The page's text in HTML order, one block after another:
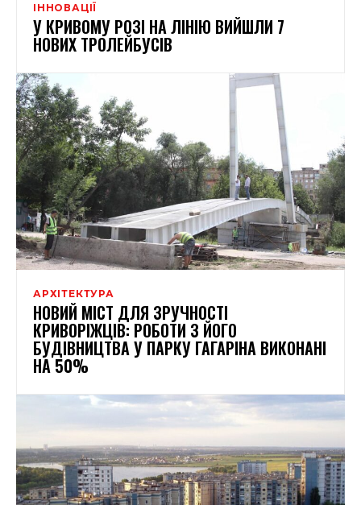
ІННОВАЦІЇ
У КРИВОМУ РОЗІ НА ЛІНІЮ ВИЙШЛИ 7
НОВИХ ТРОЛЕЙБУСІВ
АРХІТЕКТУРА
НОВИЙ МІСТ ДЛЯ ЗРУЧНОСТІ
КРИВОРІЖЦІВ: РОБОТИ З ЙОГО
БУДІВНИЦТВА У ПАРКУ ГАГАРІНА ВИКОНАНІ
НА 50%